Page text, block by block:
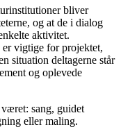
bliver
og at de i dialog
aktivitet.
vigtige for projektet,
situation deltagerne står
og oplevede
sang, guidet
eller maling.